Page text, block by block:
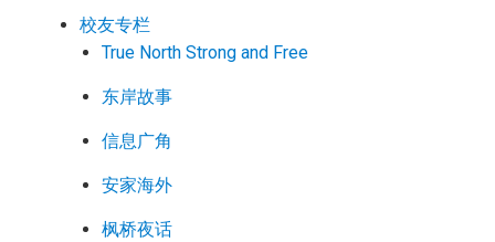
校友专栏
True North Strong and Free
东岸故事
信息广角
安家海外
枫桥夜话